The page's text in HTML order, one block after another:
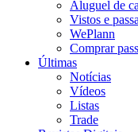
Aluguel de
Vistos e
WePlann
Comprar
Últimas
Notícias
Vídeos
Listas
Trade